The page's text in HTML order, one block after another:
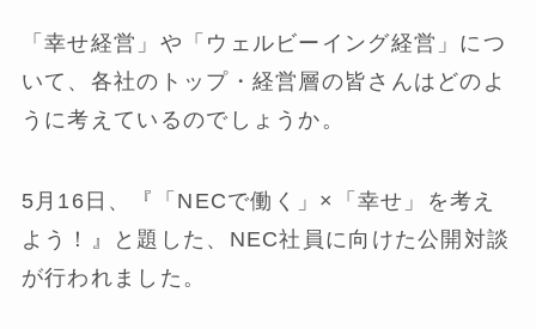
「幸せ経営」や「ウェルビーイング経営」につ
いて、各社のトップ・経営層の皆さんはどのよ
うに考えているのでしょうか。
5月16日、『「NECで働く」×「幸せ」を考え
よう！』と題した、NEC社員に向けた公開対談
が行われました。